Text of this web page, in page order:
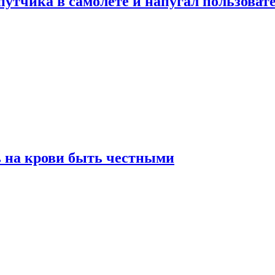
на крови быть честными